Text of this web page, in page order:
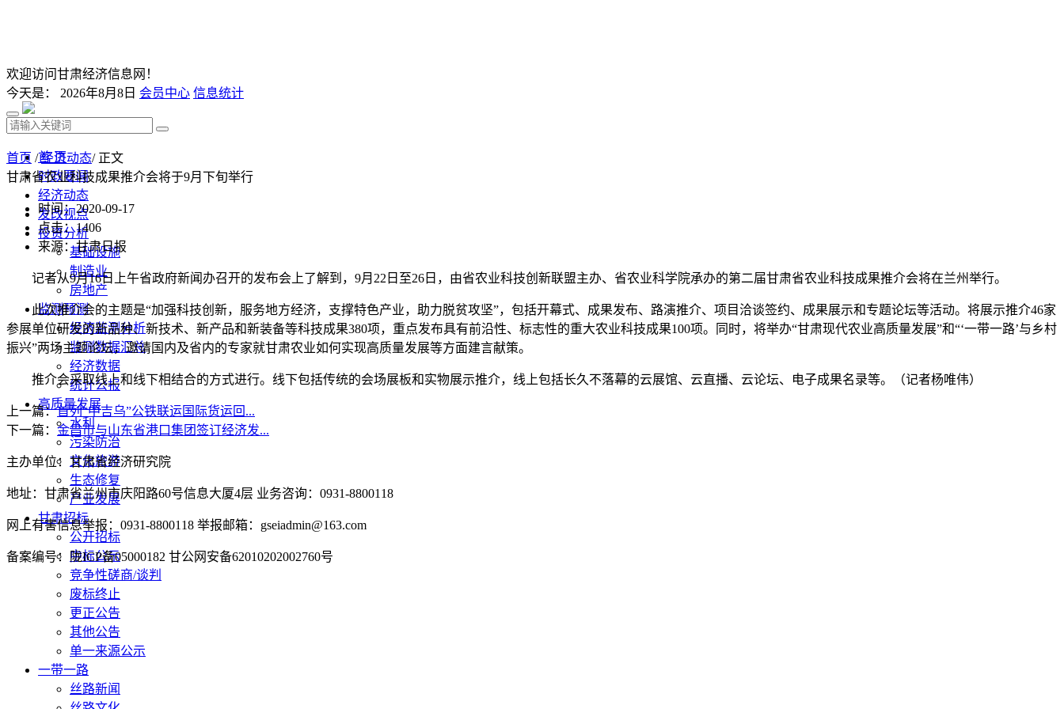
欢迎访问甘肃经济信息网！
今天是： 2026年8月8日 会员中心 信息统计
首 页
时政要闻
经济动态
发改视点
投资分析
基础设施
制造业
房地产
监测预测
经济监测分析
监测数据汇总
经济数据
统计公报
高质量发展
水利
污染防治
文化旅游
生态修复
产业发展
甘肃招标
公开招标
中标公示
竞争性磋商/谈判
废标终止
更正公告
其他公告
单一来源公示
一带一路
丝路新闻
首页 /经济动态/ 正文
甘肃省农业科技成果推介会将于9月下旬举行
时间：2020-09-17
点击：1406
来源：甘肃日报
记者从9月16日上午省政府新闻办召开的发布会上了解到，9月22日至26日，由省农业科技创新联盟主办、省农业科学院承办的第二届甘肃省农业科技成果推介会将在兰州举行。
此次推介会的主题是“加强科技创新，服务地方经济，支撑特色产业，助力脱贫攻坚”，包括开幕式、成果发布、路演推介、项目洽谈签约、成果展示和专题论坛等活动。将展示推介46家
参展单位研发的新品种、新技术、新产品和新装备等科技成果380项，重点发布具有前沿性、标志性的重大农业科技成果100项。同时，将举办“甘肃现代农业高质量发展”和“‘一带一路’与乡村
振兴”两场主题论坛，邀请国内及省内的专家就甘肃农业如何实现高质量发展等方面建言献策。
推介会采取线上和线下相结合的方式进行。线下包括传统的会场展板和实物展示推介，线上包括长久不落幕的云展馆、云直播、云论坛、电子成果名录等。（记者杨唯伟）
上一篇：首列“中吉乌”公铁联运国际货运回...
下一篇： 金昌市与山东省港口集团签订经济发...
主办单位：甘肃省经济研究院
地址：甘肃省兰州市庆阳路60号信息大厦4层 业务咨询：0931-8800118
网上有害信息举报：0931-8800118 举报邮箱：gseiadmin@163.com
备案编号：陇ICP备05000182 甘公网安备62010202002760号